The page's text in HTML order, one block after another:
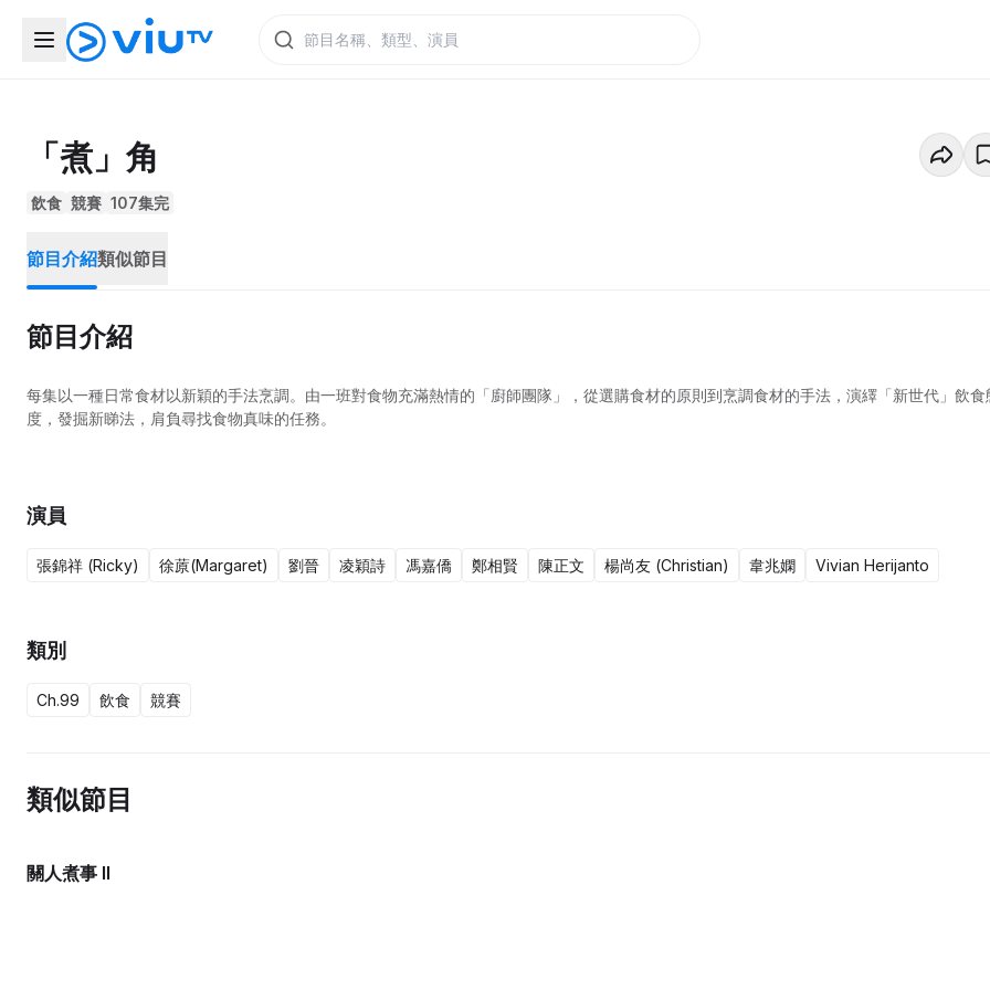
「煮」角
飲食 競賽 107集完
節目介紹類似節目
節目介紹
每集以一種日常食材以新穎的手法烹調。由一班對食物充滿熱情的「廚師團隊」，從選購食材的原則到烹調食材的手法，演繹「新世代」飲食
度，發掘新睇法，肩負尋找食物真味的任務。
演員
張錦祥 (Ricky) 徐蒝(Margaret) 劉晉 凌穎詩 馮嘉僑 鄭相賢 陳正文 楊尚友 (Christian) 韋兆嫻 Vivian Herijanto
類別
Ch.99 飲食 競賽
類似節目
關人煮事 II